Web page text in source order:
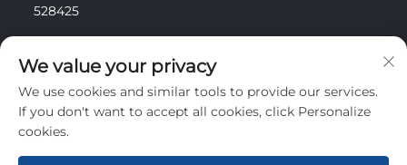
528425
[email protected]
We value your privacy
We use cookies and similar tools to provide our services.
If you don't want to accept all cookies, click Personalize
cookies.